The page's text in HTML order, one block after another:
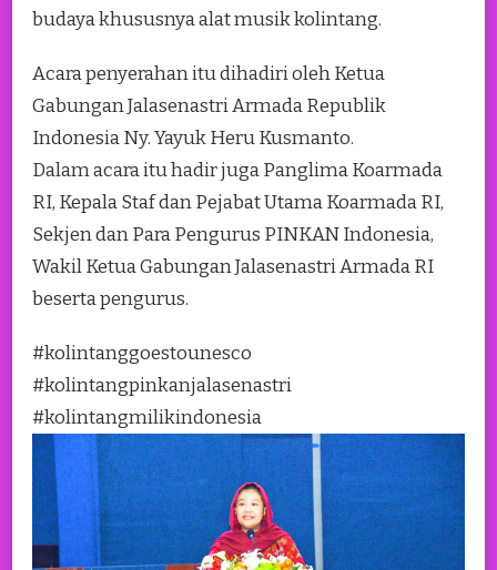
budaya khususnya alat musik kolintang.
Acara penyerahan itu dihadiri oleh Ketua
Gabungan Jalasenastri Armada Republik
Indonesia Ny. Yayuk Heru Kusmanto.
Dalam acara itu hadir juga Panglima Koarmada
RI, Kepala Staf dan Pejabat Utama Koarmada RI,
Sekjen dan Para Pengurus PINKAN Indonesia,
Wakil Ketua Gabungan Jalasenastri Armada RI
beserta pengurus.
#kolintanggoestounesco
#kolintangpinkanjalasenastri
#kolintangmilikindonesia